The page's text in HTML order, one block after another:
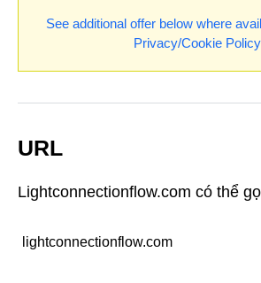
See additional offer below where
Privacy/Cookie Policy
URL
Lightconnectionflow.com có thể
lightconnectionflow.com